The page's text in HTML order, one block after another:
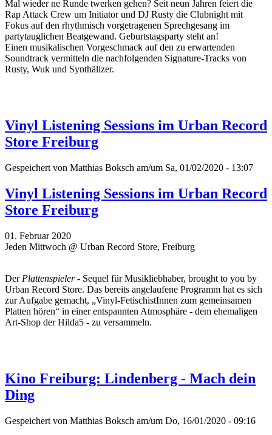
Mal wieder ne Runde twerken gehen? Seit neun Jahren feiert die
Rap Attack Crew um Initiator und DJ Rusty die Clubnight mit
Fokus auf den rhythmisch vorgetragenen Sprechgesang im
partytauglichen Beatgewand. Geburtstagsparty steht an!
Einen musikalischen Vorgeschmack auf den zu erwartenden
Soundtrack vermitteln die nachfolgenden Signature-Tracks von
Rusty, Wuk und Synthälizer.
Vinyl Listening Sessions im Urban Record
Store Freiburg
Gespeichert von Matthias Boksch am/um Sa, 01/02/2020 - 13:07
Vinyl Listening Sessions im Urban Record
Store Freiburg
01. Februar 2020
Jeden Mittwoch @ Urban Record Store, Freiburg
Der Plattenspieler- Sequel für Musikliebhaber, brought to you by
Urban Record Store. Das bereits angelaufene Programm hat es sich
zur Aufgabe gemacht, „Vinyl-FetischistInnen zum gemeinsamen
Platten hören“ in einer entspannten Atmosphäre - dem ehemaligen
Art-Shop der Hilda5 - zu versammeln.
Kino Freiburg: Lindenberg - Mach dein
Ding
Gespeichert von Matthias Boksch am/um Do, 16/01/2020 - 09:16